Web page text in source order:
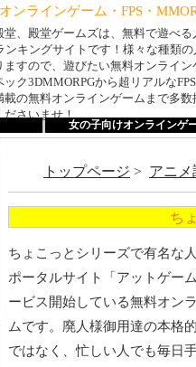
ンラインゲーム・FPS・
、殿堂ゲームズは、無料で遊べ
ンキングサイトです！様々な種類
すので、遊びたい無料オンライ
ク3DMMORPGから超リアルな
の無料オンラインゲームまで多
ださいませ！
女の子向けオンラインゲ
トップページ > アニメ
ち
ちょこっとシリーズで有名な
ポータルサイト「アットゲー
ービス開始している無料オン
ムです。廃人様御用達の本格
ではなく、忙しい人でも毎日